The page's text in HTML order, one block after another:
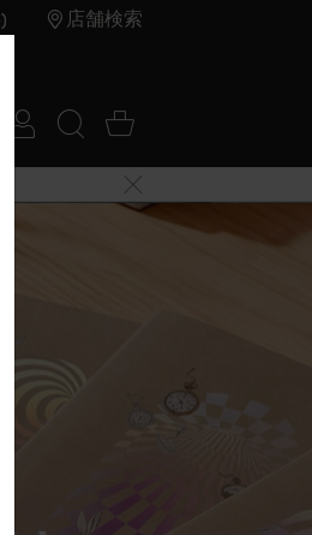
店舗検索
ログイン
パスワードを表示
検索 (キーワード
カート 0 アイ
メニューを閉じる